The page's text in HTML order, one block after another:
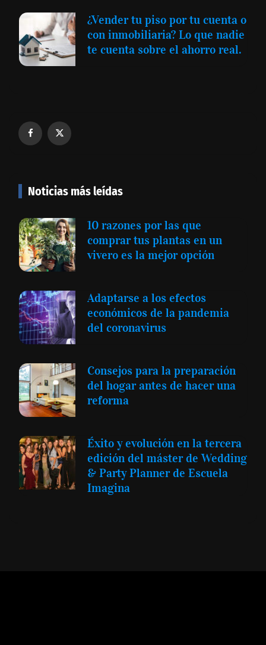
¿Vender tu piso por tu cuenta o
con inmobiliaria? Lo que nadie
te cuenta sobre el ahorro real.
Noticias más leídas
10 razones por las que
comprar tus plantas en un
vivero es la mejor opción
Adaptarse a los efectos
económicos de la pandemia
del coronavirus
Consejos para la preparación
del hogar antes de hacer una
reforma
Éxito y evolución en la tercera
edición del máster de Wedding
& Party Planner de Escuela
Imagina